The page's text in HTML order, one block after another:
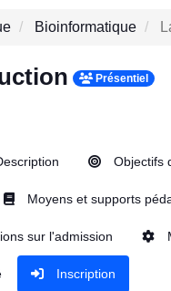
Bioinformatique
Présentiel
Objectifs
Moyens et supports
sur l'admission
Inscription